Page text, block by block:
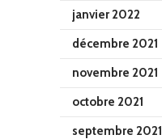
janvier 2022
décembre 2021
novembre 2021
octobre 2021
septembre 2021